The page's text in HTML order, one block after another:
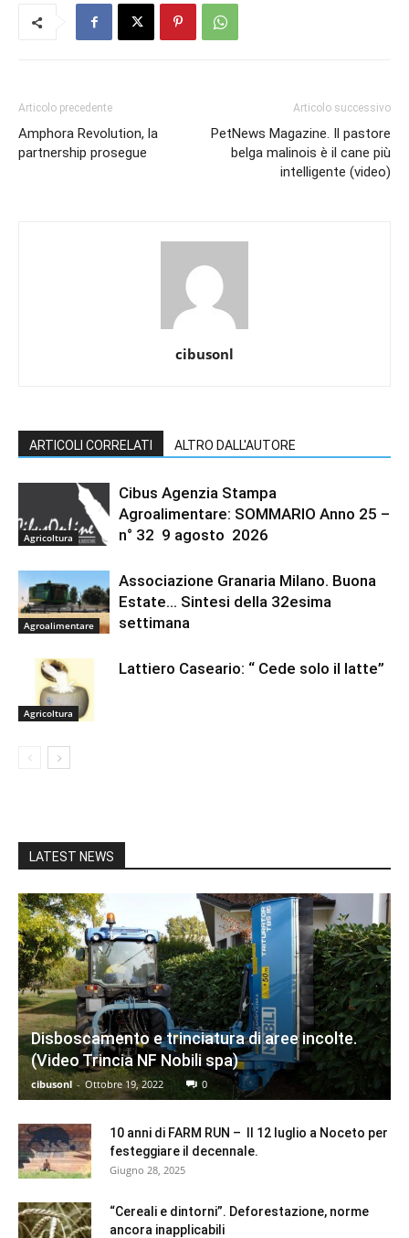
Articolo precedente
Amphora Revolution, la
partnership prosegue
Articolo successivo
PetNews Magazine. Il pastore
belga malinois è il cane più
intelligente (video)
cibusonl
ARTICOLI CORRELATI ALTRO DALL'AUTORE
Agricoltura
Cibus Agenzia Stampa
Agroalimentare: SOMMARIO Anno 25 –
n° 32 9 agosto 2026
Agroalimentare
Associazione Granaria Milano. Buona
Estate… Sintesi della 32esima
settimana
Agricoltura
Lattiero Caseario: “ Cede solo il latte”
LATEST NEWS
Disboscamento e trinciatura di aree incolte.
(Video Trincia NF Nobili spa)
cibusonl - Ottobre 19, 2022 0
10 anni di FARM RUN – Il 12 luglio a Noceto per
festeggiare il decennale.
Giugno 28, 2025
“Cereali e dintorni”. Deforestazione, norme
ancora inapplicabili